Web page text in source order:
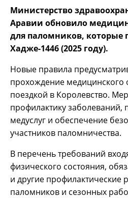
Министерство
Аравии обновило
для паломников, которые
Хадже-1446 (2025 году).
Новые правила
прохождение медицинского
поездкой в Королевство.
профилактику заболеваний,
медуслуг и обеспечение
участников паломничества.
В перечень требований
физического состояния,
и другие профилактические
паломников и сезонных